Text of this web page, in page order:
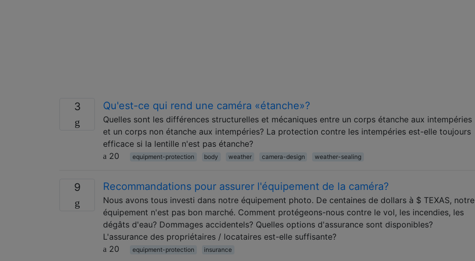
3 Qu'est-ce qui rend une caméra «étanche»?
Quelles sont les différences structurelles et mécaniques entre un corps étanche aux intempéries
et un corps non étanche aux intempéries? La protection contre les intempéries est-elle toujours
efficace si la lentille n'est pas étanche?
20
equipment-protection body weather camera-design weather-sealing
9 Recommandations pour assurer l'équipement de la caméra?
Nous avons tous investi dans notre équipement photo. De centaines de dollars à $ TEXAS, notre
équipement n'est pas bon marché. Comment protégeons-nous contre le vol, les incendies, les
dégâts d'eau? Dommages accidentels? Quelles options d'assurance sont disponibles?
L'assurance des propriétaires / locataires est-elle suffisante?
20
equipment-protection insurance